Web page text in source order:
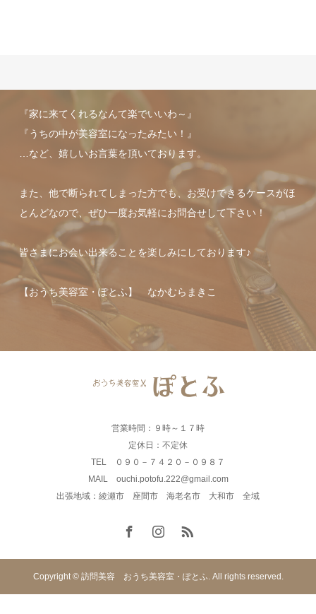
『家に来てくれるなんて楽でいいわ～』
『うちの中が美容室になったみたい！』
…など、嬉しいお言葉を頂いております。
また、他で断られてしまった方でも、お受けできるケースがほ
とんどなので、ぜひ一度お気軽にお問合せして下さい！
皆さまにお会い出来ることを楽しみにしております♪
【おうち美容室・ぽとふ】 なかむらまきこ
営業時間：９時～１７時
定休日：不定休
TEL ０９０－７４２０－０９８７
MAIL ouchi.potofu.222@gmail.com
出張地域：綾瀬市 座間市 海老名市 大和市 全域
Copyright © 訪問美容 おうち美容室・ぽとふ. All rights reserved.